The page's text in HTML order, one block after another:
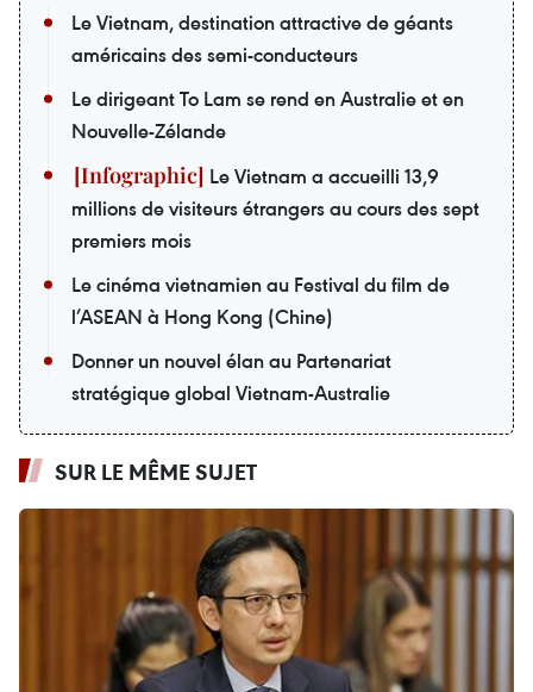
Le Vietnam, destination attractive de géants
américains des semi-conducteurs
Le dirigeant To Lam se rend en Australie et en
Nouvelle-Zélande
Le Vietnam a accueilli 13,9
millions de visiteurs étrangers au cours des sept
premiers mois
Le cinéma vietnamien au Festival du film de
l’ASEAN à Hong Kong (Chine)
Donner un nouvel élan au Partenariat
stratégique global Vietnam-Australie
SUR LE MÊME SUJET